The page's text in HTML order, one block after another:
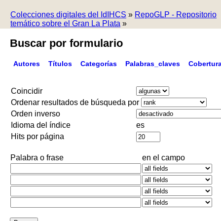
Colecciones digitales del IdIHCS » RepoGLP - Repositorio
temático sobre el Gran La Plata »
Buscar por formulario
Autores Títulos Categorías Palabras_claves
Coincidir
Ordenar resultados de búsqueda por
Orden inverso
Idioma del índice
es
Hits por página
Palabra o frase en el campo